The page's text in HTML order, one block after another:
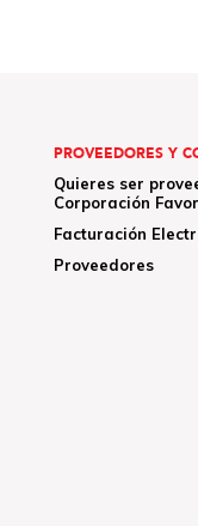
PROVEEDORES Y
Quieres ser
Corporación
Facturación
Proveedores